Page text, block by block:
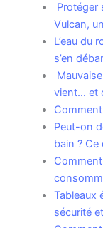
Protéger
Vulcan,
L’eau du
s’en
vient… et
Peut-on
bain ? Ce
Tableaux
sécurité